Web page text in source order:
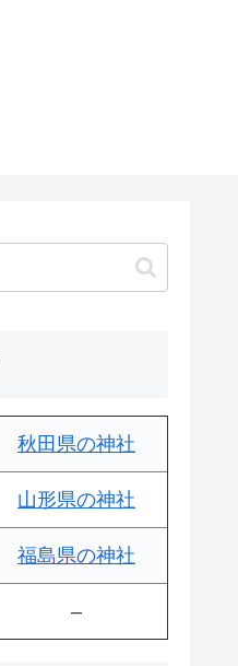
秋田県の神社
山形県の神社
福島県の神社
–